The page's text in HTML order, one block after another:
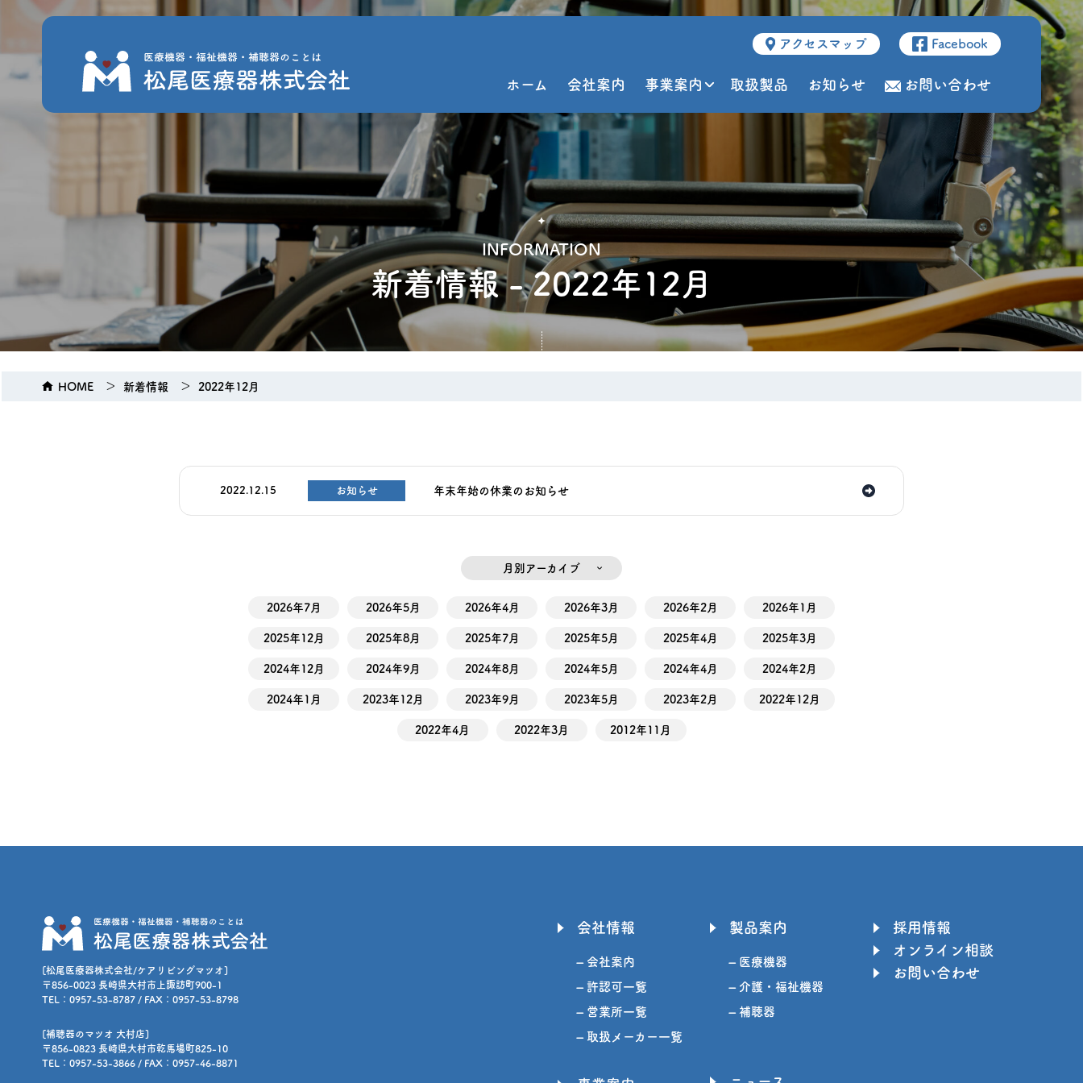
アクセスマップ Facebook
ホーム 会社案内 事業案内 取扱製品 お知らせ お問い合わせ
INFORMATION
新着情報 - 2022年12月
HOME 新着情報 2022年12月
2022.12.15 お知らせ 年末年始の休業のお知らせ
月別アーカイブ
2026年7月 2026年5月 2026年4月 2026年3月 2026年2月 2026年1月
2025年12月 2025年8月 2025年7月 2025年5月 2025年4月 2025年3月
2024年12月 2024年9月 2024年8月 2024年5月 2024年4月 2024年2月
2024年1月 2023年12月 2023年9月 2023年5月 2023年2月 2022年12月
2022年4月 2022年3月 2012年11月
[松尾医療器株式会社/ケアリビングマツオ]
〒856-0023 長崎県大村市上諏訪町900-1
TEL：0957-53-8787 / FAX：0957-53-8798
[補聴器のマツオ 大村店]
〒856-0823 長崎県大村市乾馬場町825-10
TEL：0957-53-3866 / FAX：0957-46-8871
会社情報
– 会社案内
– 許認可一覧
– 営業所一覧
– 取扱メーカー一覧
製品案内
– 医療機器
– 介護・福祉機器
– 補聴器
採用情報
オンライン相談
お問い合わせ